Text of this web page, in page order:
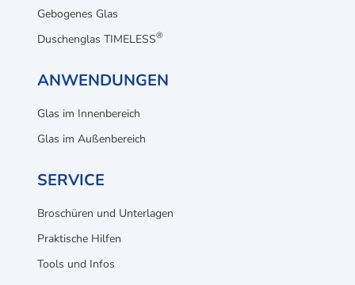
Gebogenes Glas
Duschenglas TIMELESS®
ANWENDUNGEN
Glas im Innenbereich
Glas im Außenbereich
SERVICE
Broschüren und Unterlagen
Praktische Hilfen
Tools und Infos